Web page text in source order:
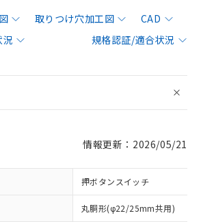
取りつけ穴加工図
CAD
況
規格認証/適合状況
情報更新：2026/05/21
押ボタンスイッチ
丸胴形(φ22/25mm共用)